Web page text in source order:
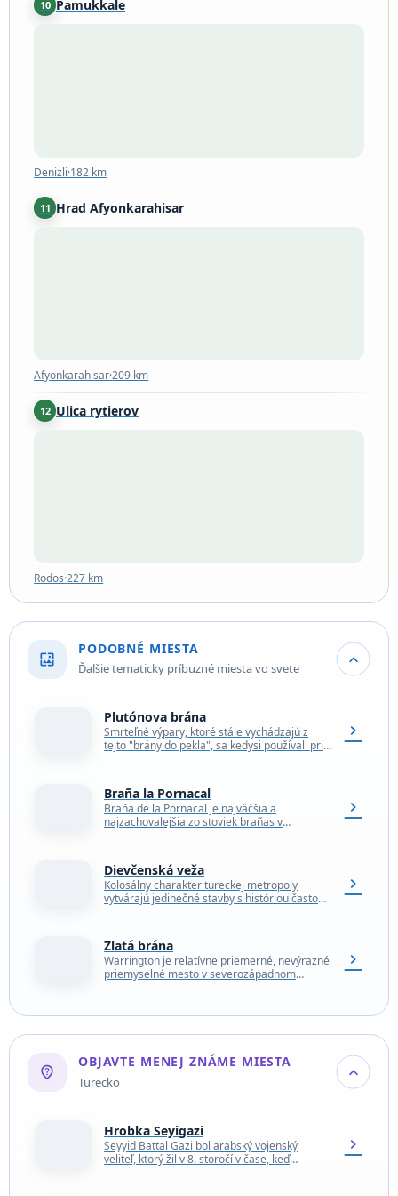
10 Pamukkale
Denizli·182 km
11 Hrad Afyonkarahisar
Afyonkarahisar·209 km
12 Ulica rytierov
Rodos·227 km
wallpaper
PODOBNÉ MIESTA
Ďalšie tematicky príbuzné miesta vo svete expand_more
Plutónova brána
Smrteľné výpary, ktoré stále vychádzajú z
tejto "brány do pekla", sa kedysi používali pri
chevron_right
Braña la Pornacal
Braña de la Pornacal je najväčšia a
najzachovalejšia zo stoviek brañas v
a…
chevron_right
Dievčenská veža
Kolosálny charakter tureckej metropoly
vytvárajú jedinečné stavby s históriou často
najnavštevovanejších pamiatok sa…
chevron_right
Zlatá brána
Warrington je relatívne priemerné, nevýrazné
priemyselné mesto v severozápadnom
chevron_right
not_listed_location
OBJAVTE MENEJ ZNÁME MIESTA
Turecko expand_more
Hrobka Seyigazi
Seyyid Battal Gazi bol arabský vojenský
veliteľ, ktorý žil v 8. storočí v čase, keď
chevron_right